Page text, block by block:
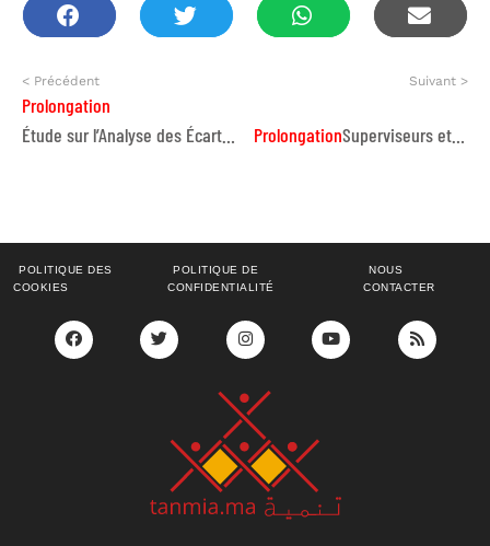
< Précédent
Prolongation
Étude sur l’Analyse des Écarts de Compétences dans la Région Marrakech-Safi
Suivant >
ProlongationSuperviseurs et enquêteurs
POLITIQUE DES
COOKIES
POLITIQUE DE
CONFIDENTIALITÉ
NOUS
CONTACTER